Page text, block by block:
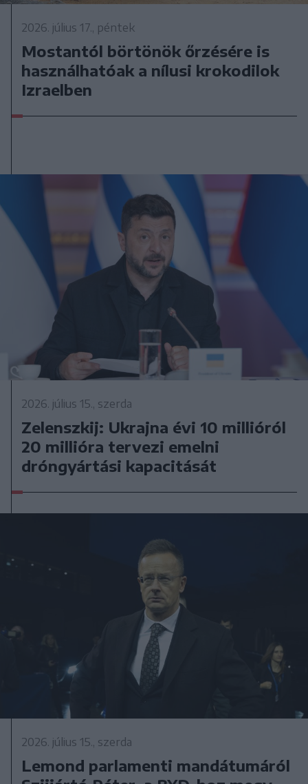
2026. július 17., péntek
Mostantól börtönök őrzésére is
használhatóak a nílusi krokodilok
Izraelben
2026. július 15., szerda
Zelenszkij: Ukrajna évi 10 millióról
20 millióra tervezi emelni
dróngyártási kapacitását
2026. július 15., szerda
Lemond parlamenti mandátumáról